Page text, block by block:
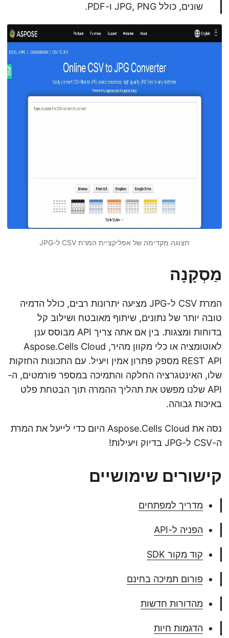
שונים, כולל JPG, PNG ו-PDF.
תצוגה מקדימה של אפליקציית המרת CSV ל-JPG
מַסְקָנָה
המרת CSV ל-JPG מציעה יתרונות רבים, כולל הדמיה
טובה יותר של נתונים, שיתוף מאובטח ושילוב קל
בדוחות ומצגות. בין אם אתה צריך API מבוסס ענן
לאוטומציה או כלי מקוון מהיר, Aspose.Cells Cloud
REST API מספק פתרון אמין ויעיל. עם התכונות החזקות
שלו, האינטגרציה החלקה והתמיכה במספר פורמטים, ה-
API שלנו מפשט את תהליך ההמרה תוך הבטחת פלט
באיכות גבוהה.
נסה את Aspose.Cells Cloud היום כדי לייעל את המרת
ה-CSV ל-JPG בדיוק ויעילות!
קישורים שימושיים
מדריך למפתחים
הפניה ל-API
קוד מקור SDK
פורום תמיכה בחינם
מהדורות חדשות
הדגמות חיות